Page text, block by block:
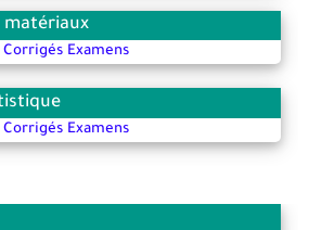
matériaux
Examens
Examens